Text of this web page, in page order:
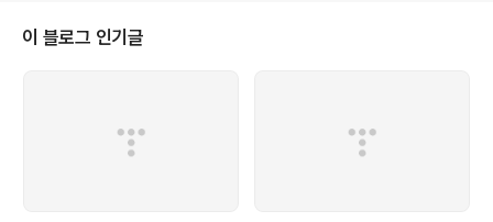
의 후손일까? 추신:2주뒤에도 여전히 잘 살고 있었다.이제
는 자전거 도로 바로 옆에 둥지를 튼듯, 사람들이 가까이 가
시 보이기 시작하는데..
이 블로그 인기글